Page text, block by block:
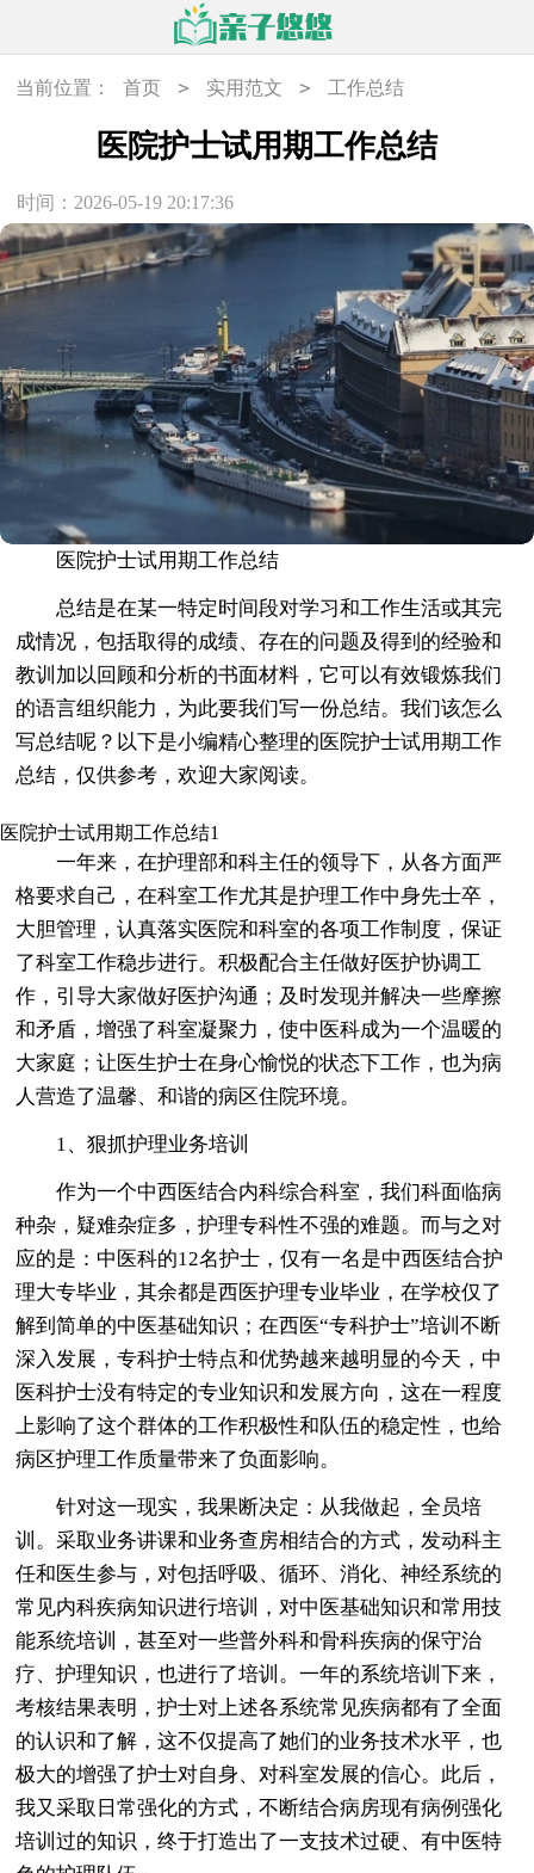
当前位置： 首页 > 实用范文 > 工作总结
医院护士试用期工作总结
时间：2026-05-19 20:17:36
医院护士试用期工作总结
总结是在某一特定时间段对学习和工作生活或其完
成情况，包括取得的成绩、存在的问题及得到的经验和
教训加以回顾和分析的书面材料，它可以有效锻炼我们
的语言组织能力，为此要我们写一份总结。我们该怎么
写总结呢？以下是小编精心整理的医院护士试用期工作
总结，仅供参考，欢迎大家阅读。
医院护士试用期工作总结1
一年来，在护理部和科主任的领导下，从各方面严
格要求自己，在科室工作尤其是护理工作中身先士卒，
大胆管理，认真落实医院和科室的各项工作制度，保证
了科室工作稳步进行。积极配合主任做好医护协调工
作，引导大家做好医护沟通；及时发现并解决一些摩擦
和矛盾，增强了科室凝聚力，使中医科成为一个温暖的
大家庭；让医生护士在身心愉悦的状态下工作，也为病
人营造了温馨、和谐的病区住院环境。
1、狠抓护理业务培训
作为一个中西医结合内科综合科室，我们科面临病
种杂，疑难杂症多，护理专科性不强的难题。而与之对
应的是：中医科的12名护士，仅有一名是中西医结合护
理大专毕业，其余都是西医护理专业毕业，在学校仅了
解到简单的中医基础知识；在西医“专科护士”培训不断
深入发展，专科护士特点和优势越来越明显的今天，中
医科护士没有特定的专业知识和发展方向，这在一程度
上影响了这个群体的工作积极性和队伍的稳定性，也给
病区护理工作质量带来了负面影响。
针对这一现实，我果断决定：从我做起，全员培
训。采取业务讲课和业务查房相结合的方式，发动科主
任和医生参与，对包括呼吸、循环、消化、神经系统的
常见内科疾病知识进行培训，对中医基础知识和常用技
能系统培训，甚至对一些普外科和骨科疾病的保守治
疗、护理知识，也进行了培训。一年的系统培训下来，
考核结果表明，护士对上述各系统常见疾病都有了全面
的认识和了解，这不仅提高了她们的业务技术水平，也
极大的增强了护士对自身、对科室发展的信心。此后，
我又采取日常强化的方式，不断结合病房现有病例强化
培训过的知识，终于打造出了一支技术过硬、有中医特